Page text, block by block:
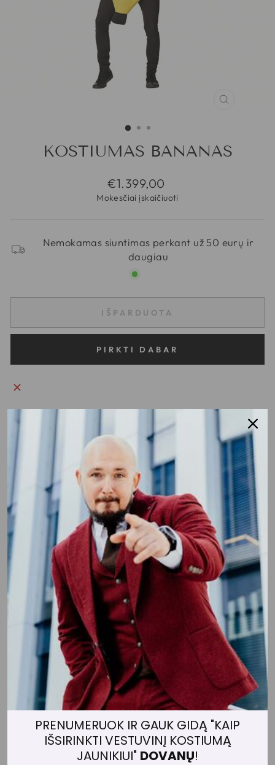
KOSTIUMAS BANANAS
Regular
price
€1.399,00
Mokesčiai įskaičiuoti
Nemokamas siuntimas perkant už 50 eurų ir
daugiau
IŠPARDUOTA
PIRKTI DABAR
APRAŠYMAS
PRIEŽIŪRA
YPATUMAI
SIUNTIMO INFORMACIJA
TURI KLAUSIMŲ?
PAIRS WELL WITH
K
O
ST
IU
M
A
S
B
A
N
A
N
PRENUMERUOK IR GAUK GIDĄ "KAIP
IŠSIRINKTI VESTUVINĮ KOSTIUMĄ
JAUNIKIUI" DOVANŲ!